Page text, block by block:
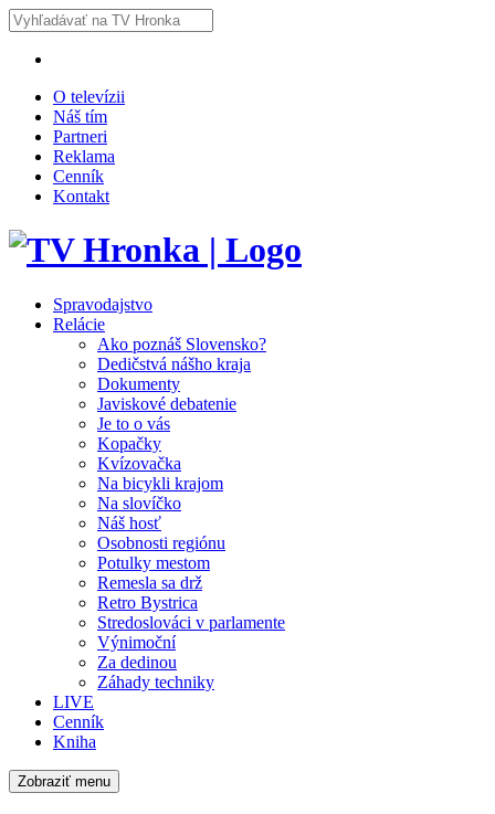
O televízii
Náš tím
Partneri
Reklama
Cenník
Kontakt
Spravodajstvo
Relácie
Ako poznáš Slovensko?
Dedičstvá nášho kraja
Dokumenty
Javiskové debatenie
Je to o vás
Kopačky
Kvízovačka
Na bicykli krajom
Na slovíčko
Náš hosť
Osobnosti regiónu
Potulky mestom
Remesla sa drž
Retro Bystrica
Stredoslováci v parlamente
Výnimoční
Za dedinou
Záhady techniky
LIVE
Cenník
Kniha
Zobraziť menu